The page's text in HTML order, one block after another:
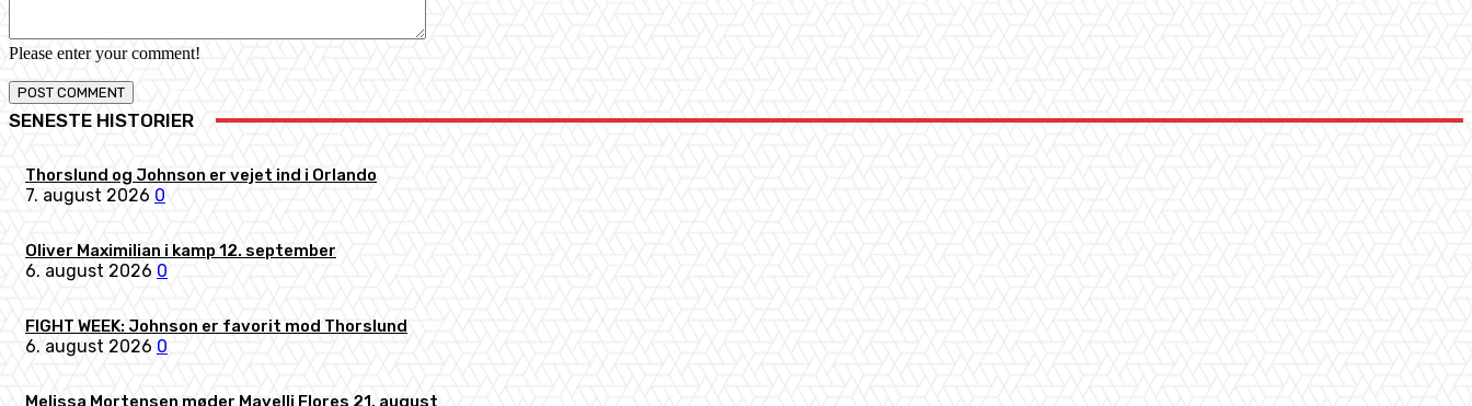
Please enter your comment!
SENESTE HISTORIER
Thorslund og Johnson er vejet ind i Orlando
7. august 2026 0
Oliver Maximilian i kamp 12. september
6. august 2026 0
FIGHT WEEK: Johnson er favorit mod Thorslund
6. august 2026 0
Melissa Mortensen møder Mayelli Flores 21. august